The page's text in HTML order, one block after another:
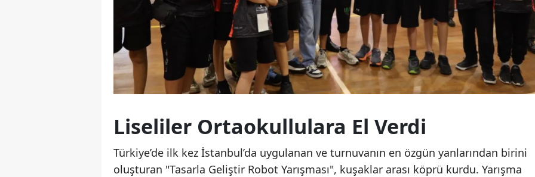
Liseliler Ortaokullulara El Verdi
Türkiye’de ilk kez İstanbul’da uygulanan ve turnuvanın en özgün yanlarından birini
oluşturan "Tasarla Geliştir Robot Yarışması", kuşaklar arası köprü kurdu. Yarışma